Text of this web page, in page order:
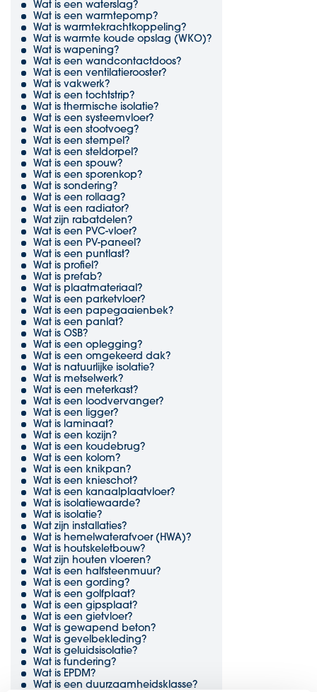
Wat is een waterslag?
Wat is een warmtepomp?
Wat is warmtekrachtkoppeling?
Wat is warmte koude opslag (WKO)?
Wat is wapening?
Wat is een wandcontactdoos?
Wat is een ventilatierooster?
Wat is vakwerk?
Wat is een tochtstrip?
Wat is thermische isolatie?
Wat is een systeemvloer?
Wat is een stootvoeg?
Wat is een stempel?
Wat is een steldorpel?
Wat is een spouw?
Wat is een sporenkop?
Wat is sondering?
Wat is een rollaag?
Wat is een radiator?
Wat zijn rabatdelen?
Wat is een PVC-vloer?
Wat is een PV-paneel?
Wat is een puntlast?
Wat is profiel?
Wat is prefab?
Wat is plaatmateriaal?
Wat is een parketvloer?
Wat is een papegaaienbek?
Wat is een panlat?
Wat is OSB?
Wat is een oplegging?
Wat is een omgekeerd dak?
Wat is natuurlijke isolatie?
Wat is metselwerk?
Wat is een meterkast?
Wat is een loodvervanger?
Wat is een ligger?
Wat is laminaat?
Wat is een kozijn?
Wat is een koudebrug?
Wat is een kolom?
Wat is een knikpan?
Wat is een knieschot?
Wat is een kanaalplaatvloer?
Wat is isolatiewaarde?
Wat is isolatie?
Wat zijn installaties?
Wat is hemelwaterafvoer (HWA)?
Wat is houtskeletbouw?
Wat zijn houten vloeren?
Wat is een halfsteenmuur?
Wat is een gording?
Wat is een golfplaat?
Wat is een gipsplaat?
Wat is een gietvloer?
Wat is gewapend beton?
Wat is gevelbekleding?
Wat is geluidsisolatie?
Wat is fundering?
Wat is EPDM?
Wat is een duurzaamheidsklasse?